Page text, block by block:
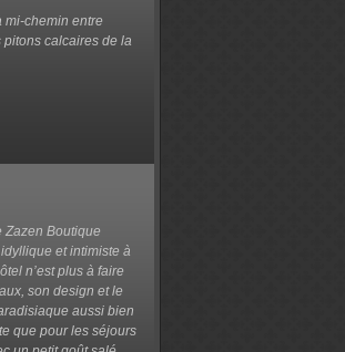
mi-chemin entre
calcaires de la
Zazen Boutique
et intimiste à
n’est plus à faire
son design et le
aussi bien
que pour les séjours